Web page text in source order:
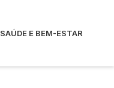
SAÚDE E BEM-ESTAR